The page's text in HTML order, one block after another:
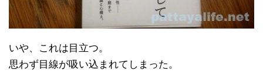
いや、これは目立つ。
思わず目線が吸い込まれてしまった。